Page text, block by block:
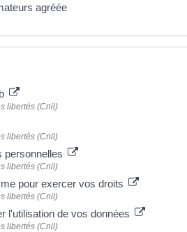
agréée
libertés (Cnil)
libertés (Cnil)
personnelles
libertés (Cnil)
pour exercer vos droits
libertés (Cnil)
l'utilisation de vos données
libertés (Cnil)